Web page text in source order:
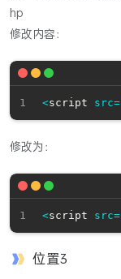
hp
修改内容：
<script src=
修改为：
<script src=
位置3